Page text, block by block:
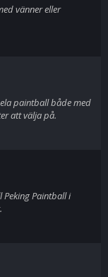
vänner eller
paintball både med
att välja på.
Peking Paintball i